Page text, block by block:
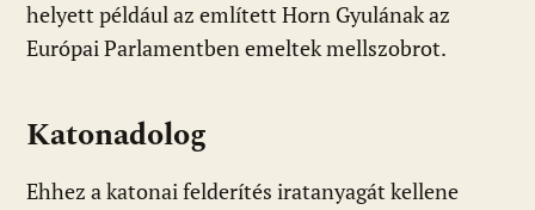
helyett például az említett Horn Gyulának az
Európai Parlamentben emeltek mellszobrot.
Katonadolog
Ehhez a katonai felderítés iratanyagát kellene